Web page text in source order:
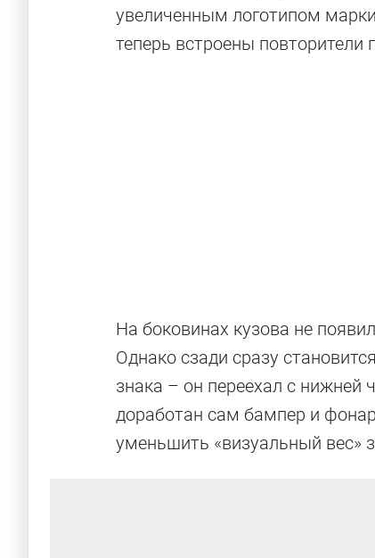
увеличенным логотипом
теперь встроены повторители
На боковинах кузова не
Однако сзади сразу
знака – он переехал с
доработан сам бампер и
уменьшить «визуальный вес»